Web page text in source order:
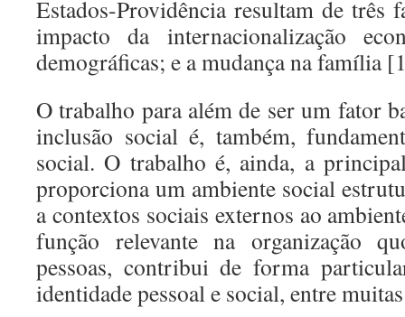
Estados-Providência resultam de três
impacto da internacionalização
demográficas; e a mudança na família
O trabalho para além de ser um fator
inclusão social é, também,
social. O trabalho é, ainda, a
proporciona um ambiente social
a contextos sociais externos ao
função relevante na organização
pessoas, contribui de forma
identidade pessoal e social, entre